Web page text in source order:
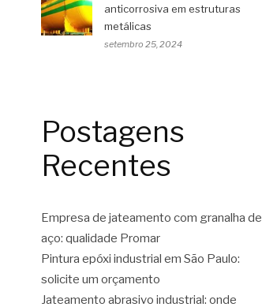
anticorrosiva em estruturas
metálicas
setembro 25, 2024
Postagens
Recentes
Empresa de jateamento com granalha de
aço: qualidade Promar
Pintura epóxi industrial em São Paulo:
solicite um orçamento
Jateamento abrasivo industrial: onde